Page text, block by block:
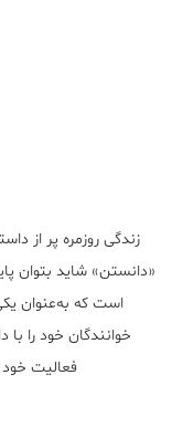
زندگی روزمره پر از
«دانستن» شاید بتوان
است که به‌عنوان
خوانندگان خود را
فعالیت خود را در